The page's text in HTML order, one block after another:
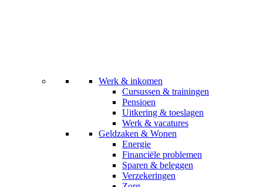
Werk & inkomen
Cursussen & trainingen
Pensioen
Uitkering & toeslagen
Werk & vacatures
Geldzaken & Wonen
Energie
Financiële problemen
Sparen & beleggen
Verzekeringen